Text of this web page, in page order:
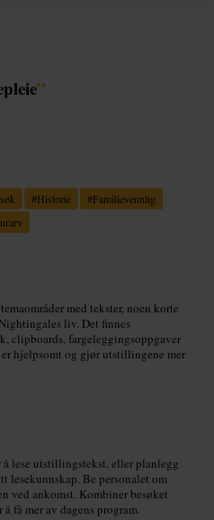
”
#Historie #Familievennlig
med tekster, noen korte
liv. Det finnes
clipboards, fargeleggingsoppgaver
hjelpsomt og gjør utstillingene mer
å lese utstillingstekst, eller planlegg
lesekunnskap. Be personalet om
ved ankomst. Kombiner besøket
få mer av dagens program.